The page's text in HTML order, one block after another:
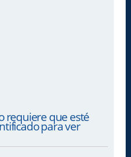
requiere que esté
para ver